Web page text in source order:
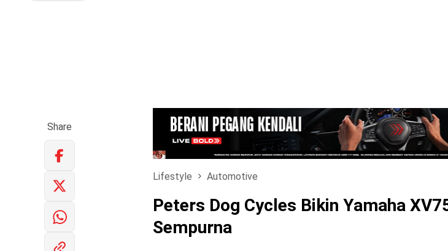
LOGIN
Share
Lifestyle Automotive
Peters Dog Cycles Bikin Yamaha
Sempurna